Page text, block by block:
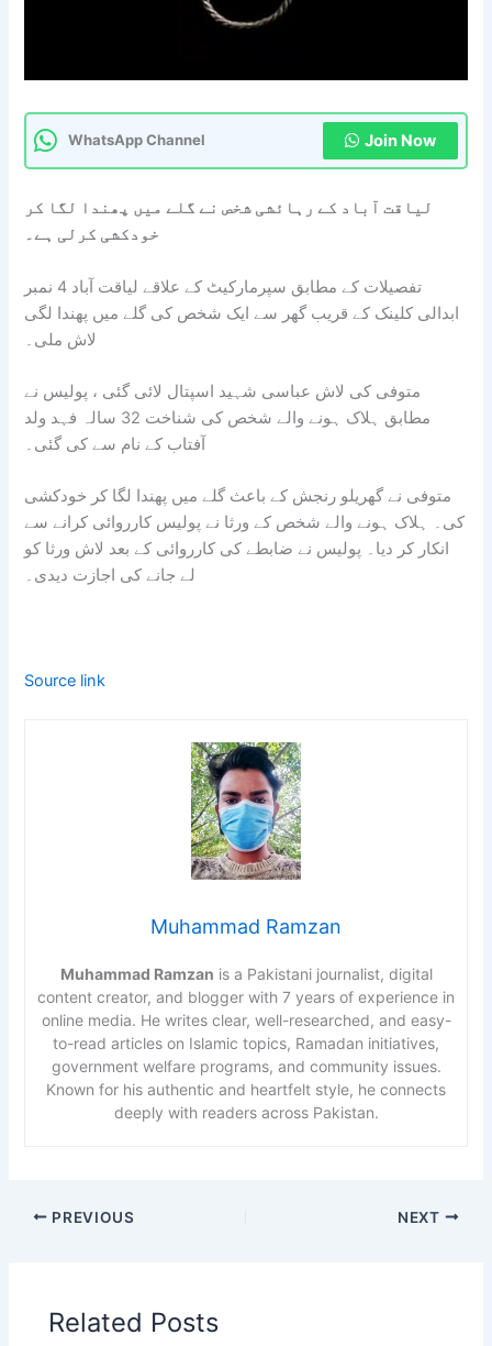
WhatsApp Channel Join Now
لیاقت آباد کے رہائشی شخص نے گلے میں پھندا لگا کر
خودکشی کرلی ہے۔
تفصیلات کے مطابق سپرمارکیٹ کے علاقے لیاقت آباد 4 نمبر
ابدالی کلینک کے قریب گھر سے ایک شخص کی گلے میں پھندا لگی
لاش ملی۔
متوفی کی لاش عباسی شہید اسپتال لائی گئی ، پولیس نے
مطابق ہلاک ہونے والے شخص کی شناخت 32 سالہ فہد ولد
آفتاب کے نام سے کی گئی۔
متوفی نے گھریلو رنجش کے باعث گلے میں پھندا لگا کر خودکشی
کی۔ ہلاک ہونے والے شخص کے ورثا نے پولیس کارروائی کرانے سے
انکار کر دیا۔ پولیس نے ضابطے کی کارروائی کے بعد لاش ورثا کو
لے جانے کی اجازت دیدی۔
Source link
Muhammad Ramzan
Muhammad Ramzan is a Pakistani journalist, digital
content creator, and blogger with 7 years of experience in
online media. He writes clear, well-researched, and easy-
to-read articles on Islamic topics, Ramadan initiatives,
government welfare programs, and community issues.
Known for his authentic and heartfelt style, he connects
deeply with readers across Pakistan.
PREVIOUS NEXT
Related Posts